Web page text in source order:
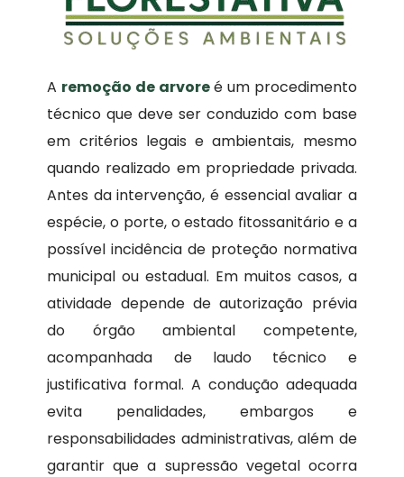
A remoção de arvoreé um procedimento
técnico que deve ser conduzido com base
em critérios legais e ambientais, mesmo
quando realizado em propriedade privada.
Antes da intervenção, é essencial avaliar a
espécie, o porte, o estado fitossanitário e a
possível incidência de proteção normativa
municipal ou estadual. Em muitos casos, a
atividade depende de autorização prévia
do órgão ambiental competente,
acompanhada de laudo técnico e
justificativa formal. A condução adequada
evita penalidades, embargos e
responsabilidades administrativas, além de
garantir que a supressão vegetal ocorra